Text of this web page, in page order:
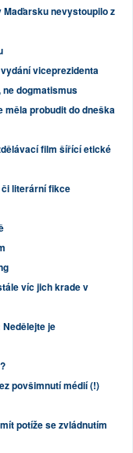
nevystoupilo z
viceprezidenta
ne dogmatismus
probudit do dneška
film šířící etické
literární fikce
víc jich krade v
je
povšimnutí médií (!)
potíže se zvládnutím